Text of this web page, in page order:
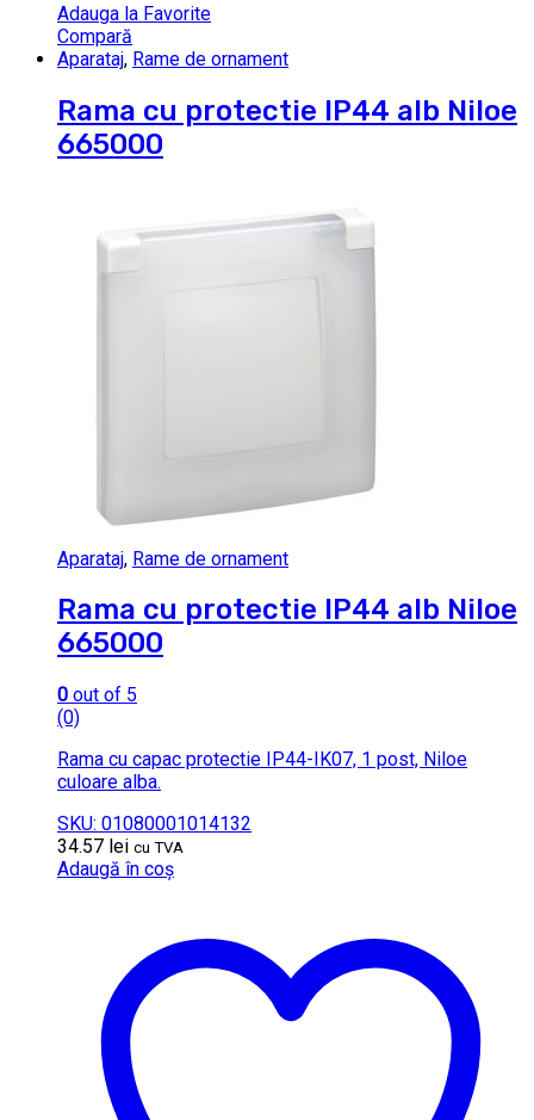
Adauga la Favorite
Compară
Aparataj, Rame de ornament
Rama cu protectie IP44 alb Niloe
665000
Aparataj, Rame de ornament
Rama cu protectie IP44 alb Niloe
665000
0 out of 5
(0)
Rama cu capac protectie IP44-IK07, 1 post, Niloe
culoare alba.
SKU: 01080001014132
34.57 lei cu TVA
Adaugă în coș